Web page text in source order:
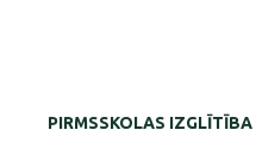
PIRMSSKOLAS IZGLĪTĪBA